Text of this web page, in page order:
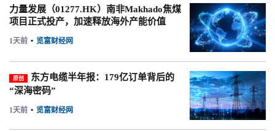
力量发展（01277.HK）南非Makhado焦煤
项目正式投产，加速释放海外产能价值
1天前 • 览富财经网
原创
东方电缆半年报：179亿订单背后的
“深海密码”
1天前 • 览富财经网